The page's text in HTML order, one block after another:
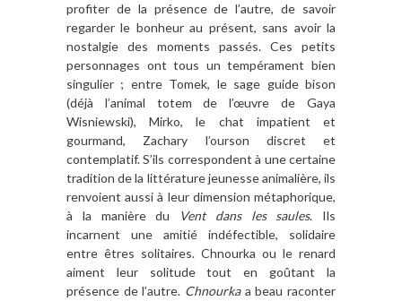
profiter de la présence de l’autre, de savoir
regarder le bonheur au présent, sans avoir la
nostalgie des moments passés. Ces petits
personnages ont tous un tempérament bien
singulier ; entre Tomek, le sage guide bison
(déjà l’animal totem de l’œuvre de Gaya
Wisniewski), Mirko, le chat impatient et
gourmand, Zachary l’ourson discret et
contemplatif. S’ils correspondent à une certaine
tradition de la littérature jeunesse animalière, ils
renvoient aussi à leur dimension métaphorique,
à la manière du
Vent dans les saules. Ils
incarnent une amitié indéfectible, solidaire
entre êtres solitaires. Chnourka ou le renard
aiment leur solitude tout en goûtant la
présence de l’autre. Chnourkaa beau raconter